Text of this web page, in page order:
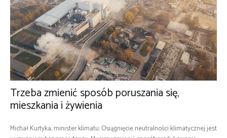
Trzeba zmienić sposób poruszania się,
mieszkania i żywienia
Michał Kurtyka, minister klimatu: Osiągnięcie neutralności klimatycznej jest